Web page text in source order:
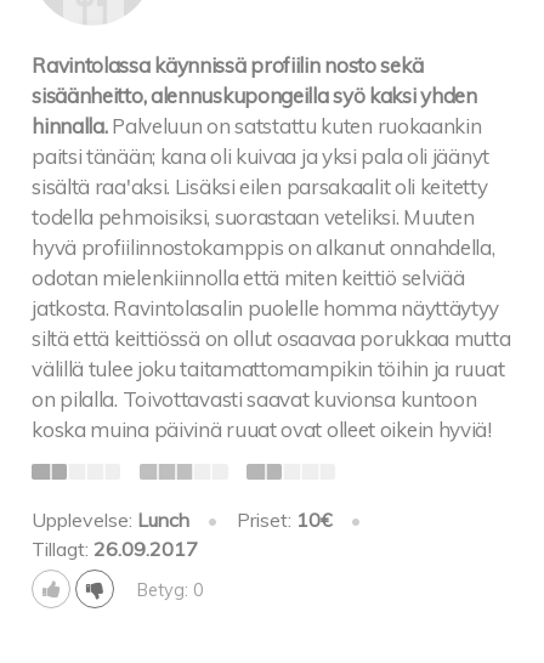
Ravintolassa käynnissä profiilin nosto sekä
sisäänheitto, alennuskupongeilla syö kaksi yhden
hinnalla. Palveluun on satstattu kuten ruokaankin
paitsi tänään; kana oli kuivaa ja yksi pala oli jäänyt
sisältä raa'aksi. Lisäksi eilen parsakaalit oli keitetty
todella pehmoisiksi, suorastaan veteliksi. Muuten
hyvä profiilinnostokamppis on alkanut onnahdella,
odotan mielenkiinnolla että miten keittiö selviää
jatkosta. Ravintolasalin puolelle homma näyttäytyy
siltä että keittiössä on ollut osaavaa porukkaa mutta
välillä tulee joku taitamattomampikin töihin ja ruuat
on pilalla. Toivottavasti saavat kuvionsa kuntoon
koska muina päivinä ruuat ovat olleet oikein hyviä!
Upplevelse: Lunch • Priset: 10€
•
Tillagt: 26.09.2017
Betyg: 0